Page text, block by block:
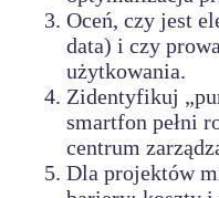
Oceń, czy jest
data) i czy
użytkowania.
Zidentyfikuj
smartfon pełni
centrum
Dla projektów